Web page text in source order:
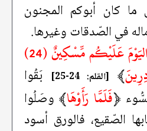
ما كان أبوكم المجنون
في الصّدقات وغيرها.
أَن لَّا يَدْخُلَنَّهَا اليَوْمَ عَلَيْكُم مِّسْكِينٌ (24)
﴾ [القلم: 24-25]
بَقُوا
﴿فَلَمَّا رَأَوْهَا﴾ وصَلُوا
الصّقيع، فالورق أسود